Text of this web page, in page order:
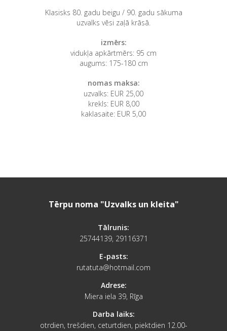
Klasisks 80. gadu beigu / 90. gadu sākuma
uzvalks vēsi zaļā krāsā.
izmērs:
vidukļa apkārtmērs: 95 cm
augums: 175-180 cm
nomas maksa:
uzvalks: EUR 25,00
krekls: EUR 8,00
kaklasaite: EUR 5,00
Tērpu noma "Uzvalks un kleita"
Tālrunis:
25744139, 29116371
E-pasts:
rutatuta@hotmail.com
Adrese:
Miera iela 39, Rīga
Darba laiks:
otrdien, trešdien, ceturtdien, piektdien 12.00-